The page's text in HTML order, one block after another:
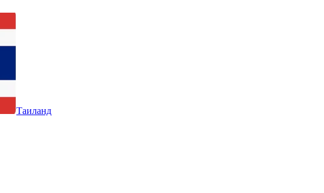
Таиланд